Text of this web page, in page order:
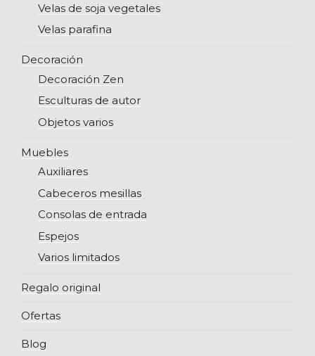
Velas de soja vegetales
Velas parafina
Decoración
Decoración Zen
Esculturas de autor
Objetos varios
Muebles
Auxiliares
Cabeceros mesillas
Consolas de entrada
Espejos
Varios limitados
Regalo original
Ofertas
Blog